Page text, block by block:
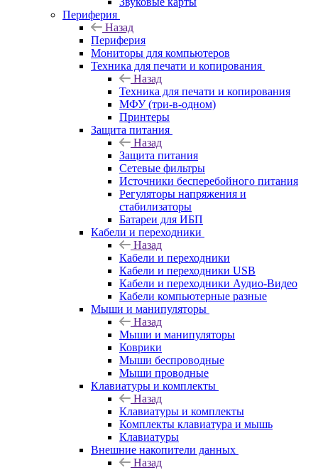
Периферия
Назад
Периферия
Мониторы для компьютеров
Техника для печати и копирования
Назад
Техника для печати и копирования
МФУ (три-в-одном)
Принтеры
Защита питания
Назад
Защита питания
Сетевые фильтры
Источники бесперебойного питания
Регуляторы напряжения и
стабилизаторы
Батареи для ИБП
Кабели и переходники
Назад
Кабели и переходники
Кабели и переходники USB
Кабели и переходники Аудио-Видео
Кабели компьютерные разные
Мыши и манипуляторы
Назад
Мыши и манипуляторы
Коврики
Мыши беспроводные
Мыши проводные
Клавиатуры и комплекты
Назад
Клавиатуры и комплекты
Комплекты клавиатура и мышь
Клавиатуры
Внешние накопители данных
Назад